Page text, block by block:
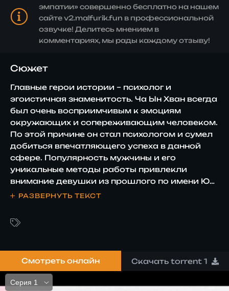
эмпатии» совершенно бесплатно на нашем
сайте v2.malfurik.fun в профессиональной
озвучке! Делитесь мнением в
комментариях, мы рады каждому отзыву!
Сюжет
Главные герои истории – психолог и
эгоистичная знаменитость. Ча Ын Хван всегда
был очень восприимчивым к эмоциям
окружающих и сопереживающим человеком.
По этой причине он стал психологом и сумел
добиться впечатляющего успеха в данной
сфере. Популярность мужчины и его
уникальные методы работы привлекли
внимание девушки из прошлого по имени Ю
Джи Ан, которая сейчас является
эмоциональное состояние. По мере
учатся воспринимать друг друга со всеми
достоинствами и недостатками.
РАЗВЕРНУТЬ ТЕКСТ
Смотреть онлайн Скачать torrent 1